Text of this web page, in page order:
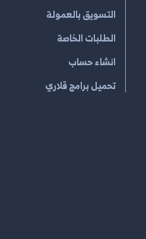
التسويق بالعمولة
الطلبات الخاصة
انشاء حساب
تحميل برامج قلاري